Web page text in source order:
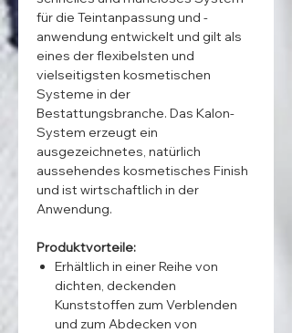
für die Teintanpassung und -
anwendung entwickelt und gilt als
eines der flexibelsten und
vielseitigsten kosmetischen
Systeme in der
Bestattungsbranche. Das Kalon-
System erzeugt ein
ausgezeichnetes, natürlich
aussehendes kosmetisches Finish
und ist wirtschaftlich in der
Anwendung.
Produktvorteile:
Erhältlich in einer Reihe von
dichten, deckenden
Kunststoffen zum Verblenden
und zum Abdecken von